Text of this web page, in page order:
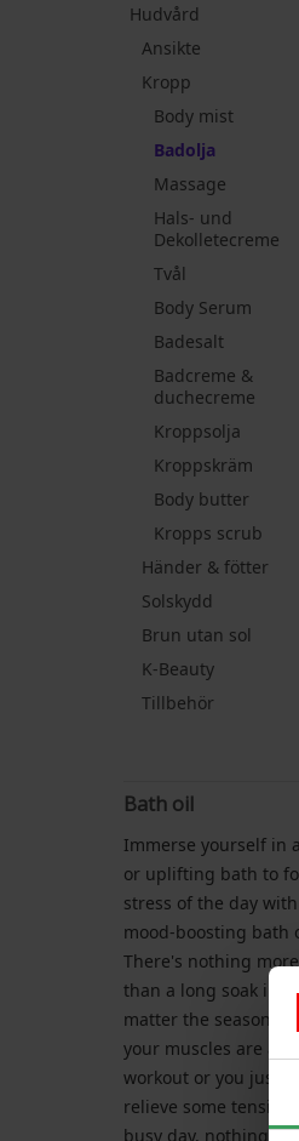
Hudvård
Ansikte
Kropp
Body mist
Badolja
Massage
Hals- und
Dekolletecreme
Tvål
Body Serum
Badesalt
Badcreme &
duchecreme
Kroppsolja
Kroppskräm
Body butter
Kropps scrub
Händer & fötter
Solskydd
Brun utan sol
K-Beauty
Tillbehör
Bath oil
Immerse yourself in
or uplifting bath to
stress of the day
mood-boosting bath
There's nothing
than a long soak in
matter the season.
your muscles are
workout or you just
relieve some tension
busy day, nothing